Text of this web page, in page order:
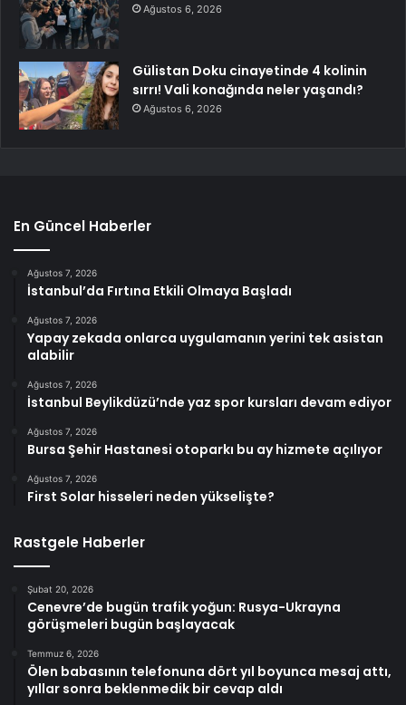
Ağustos 6, 2026
Gülistan Doku cinayetinde 4 kolinin
sırrı! Vali konağında neler yaşandı?
Ağustos 6, 2026
En Güncel Haberler
Ağustos 7, 2026
İstanbul’da Fırtına Etkili Olmaya Başladı
Ağustos 7, 2026
Yapay zekada onlarca uygulamanın yerini tek asistan
alabilir
Ağustos 7, 2026
İstanbul Beylikdüzü’nde yaz spor kursları devam ediyor
Ağustos 7, 2026
Bursa Şehir Hastanesi otoparkı bu ay hizmete açılıyor
Ağustos 7, 2026
First Solar hisseleri neden yükselişte?
Rastgele Haberler
Şubat 20, 2026
Cenevre’de bugün trafik yoğun: Rusya-Ukrayna
görüşmeleri bugün başlayacak
Temmuz 6, 2026
Ölen babasının telefonuna dört yıl boyunca mesaj attı,
yıllar sonra beklenmedik bir cevap aldı